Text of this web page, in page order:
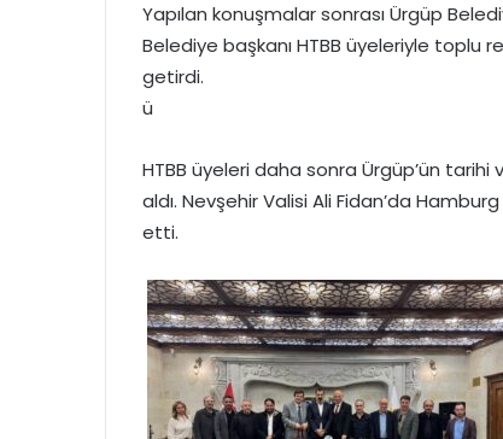
Yapılan konuşmalar sonrası Ürgüp
Belediye başkanı HTBB üyeleriyle
getirdi.
ü
HTBB üyeleri daha sonra Ürgüp’ün
aldı. Nevşehir Valisi Ali Fidan’da
etti.